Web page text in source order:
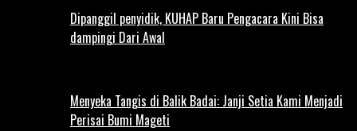
Dipanggil penyidik, KUHAP Baru Pengacara Kini Bisa
dampingi Dari Awal
Menyeka Tangis di Balik Badai: Janji Setia Kami Menjadi
Perisai Bumi Mageti